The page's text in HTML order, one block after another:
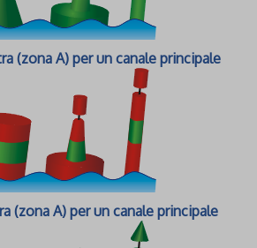
(zona A) per un canale principale
(zona A) per un canale principale